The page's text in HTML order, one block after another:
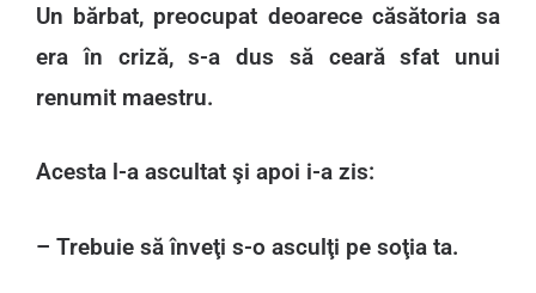
Un bărbat, preocupat deoarece căsătoria sa
era în criză, s-a dus să ceară sfat unui
renumit maestru.
Acesta l-a ascultat şi apoi i-a zis:
– Trebuie să înveţi s-o asculţi pe soţia ta.